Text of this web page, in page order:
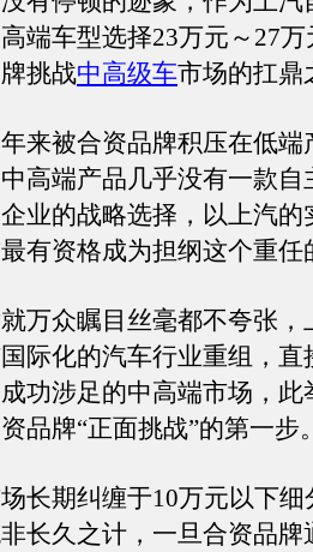
端车型选择23万元～27
挑战中高级车市场的扛鼎
被合资品牌积压在低端
高端产品几乎没有一款自
业的战略选择，以上汽的
有资格成为担纲这个重任
众瞩目丝毫都不夸张，
际化的汽车行业重组，直
功涉足的中高端市场，此
品牌“正面挑战”的第一步
期纠缠于10万元以下细
长久之计，一旦合资品牌